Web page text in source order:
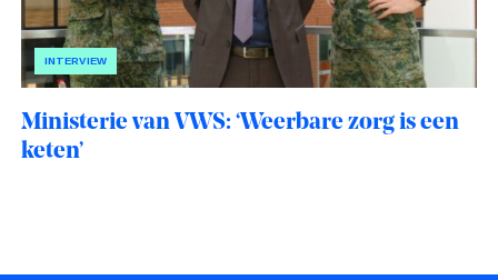
INTERVIEW
Ministerie van VWS: ‘Weerbare zorg is een
keten’